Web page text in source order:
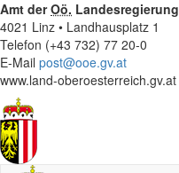
Amt derOö. Landesregierung
4021 Linz • Landhausplatz 1
Telefon (+43 732) 77 20-0
E-Mail post@ooe.gv.at
www.land-oberoesterreich.gv.at